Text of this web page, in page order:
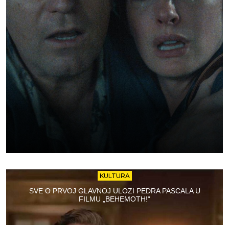
KULTURA
SVE O PRVOJ GLAVNOJ ULOZI PEDRA PASCALA U
FILMU „BEHEMOTH!“